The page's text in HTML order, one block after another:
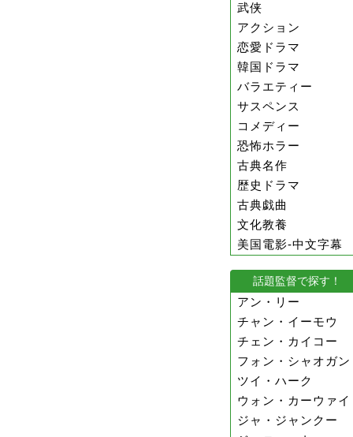
武侠
アクション
恋愛ドラマ
韓国ドラマ
バラエティー
サスペンス
コメディー
恐怖ホラー
古典名作
歴史ドラマ
古典戯曲
文化教養
美国電影-中文字幕
話題監督で探す！
アン・リー
チャン・イーモウ
チェン・カイコー
フォン・シャオガン
ツイ・ハーク
ウォン・カーウァイ
ジャ・ジャンクー